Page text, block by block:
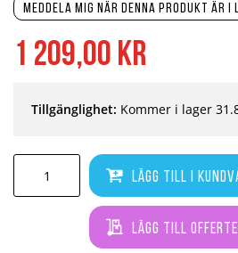
1 209,00 kr
Meddela mig när denna produkt är i
Lägg till i
Lägg till
Tillgänglighet: Kommer i lager